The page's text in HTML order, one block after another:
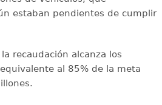
estaban pendientes de cumplir
recaudación alcanza los
equivalente al 85% de la meta